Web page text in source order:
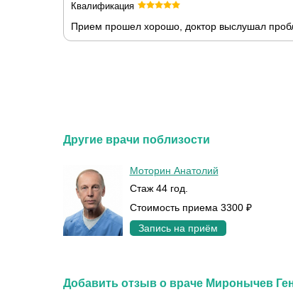
Квалификация
Прием прошел хорошо, доктор выслушал
Другие врачи поблизости
Моторин Анатолий
Стаж 44 год.
Стоимость приема 3300 ₽
Запись на приём
Добавить отзыв о враче Миронычев